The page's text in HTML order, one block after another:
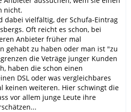
nicht.
dabei vielfältig, der Schufa-Eintrag
Oft reicht es schon, bei
Anbieter früher mal
gehabt zu haben oder man ist "zu
die Veträge junger Kunden
haben die schon einen
DSL oder was vergleichbares
keinen weiteren. Hier schwingt die
vor allem junge Leute ihre